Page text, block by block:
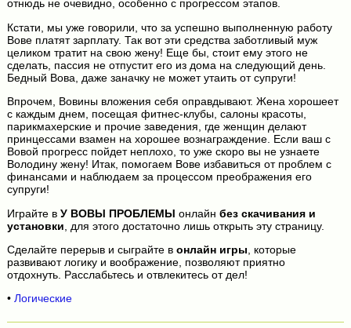
отнюдь не очевидно, особенно с прогрессом этапов.
Кстати, мы уже говорили, что за успешно выполненную работу
Вове платят зарплату. Так вот эти средства заботливый муж
целиком тратит на свою жену! Еще бы, стоит ему этого не
сделать, пассия не отпустит его из дома на следующий день.
Бедный Вова, даже заначку не может утаить от супруги!
Впрочем, Вовины вложения себя оправдывают. Жена хорошеет
с каждым днем, посещая фитнес-клубы, салоны красоты,
парикмахерские и прочие заведения, где женщин делают
принцессами взамен на хорошее вознаграждение. Если ваш с
Вовой прогресс пойдет неплохо, то уже скоро вы не узнаете
Володину жену! Итак, помогаем Вове избавиться от проблем с
финансами и наблюдаем за процессом преображения его
супруги!
Играйте в У ВОВЫ ПРОБЛЕМЫ онлайн без скачивания и
установки , для этого достаточно лишь открыть эту страницу.
Сделайте перерыв и сыграйте в онлайн игры , которые
развивают логику и воображение, позволяют приятно
отдохнуть. Расслабьтесь и отвлекитесь от дел!
• Логические